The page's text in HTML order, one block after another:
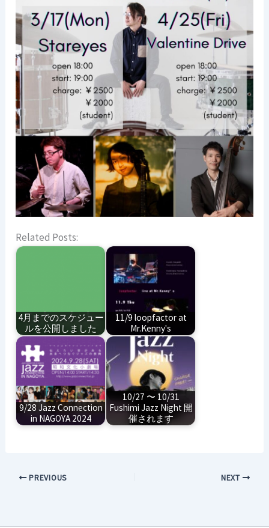
Related Posts:
4月までのスケジュー
ルを公開しました
11/9 loopfactor at
Mr.Kenny's
9/28 Jazz Connection
in NAGOYA 2024
10/27 〜 10/31
Fushimi Jazz Night 開
催されます
PREVIOUS NEXT